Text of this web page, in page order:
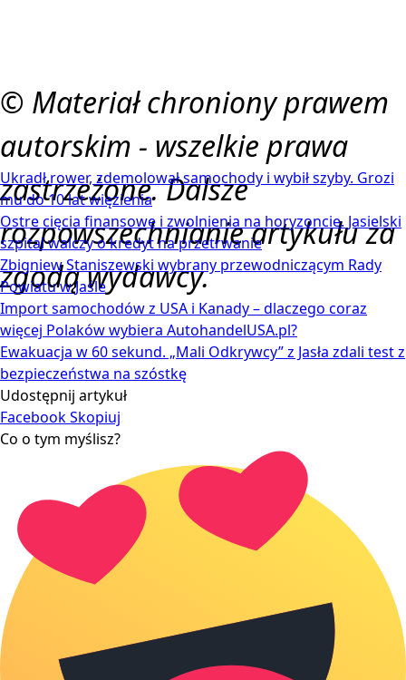
© Materiał chroniony prawem
autorskim - wszelkie prawa
zastrzeżone. Dalsze
rozpowszechnianie artykułu za
zgodą wydawcy.
Ukradł rower, zdemolował samochody i wybił szyby. Grozi
mu do 10 lat więzienia
Ostre cięcia finansowe i zwolnienia na horyzoncie. Jasielski
szpital walczy o kredyt na przetrwanie
Zbigniew Staniszewski wybrany przewodniczącym Rady
Powiatu w Jaśle
Import samochodów z USA i Kanady – dlaczego coraz
więcej Polaków wybiera AutohandelUSA.pl?
Ewakuacja w 60 sekund. „Mali Odkrywcy” z Jasła zdali test z
bezpieczeństwa na szóstkę
Udostępnij artykuł
FacebookSkopiuj
Co o tym myślisz?